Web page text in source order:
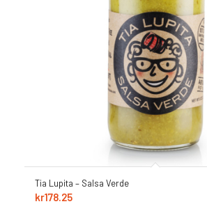
Tia Lupita – Salsa Verde
kr178.25